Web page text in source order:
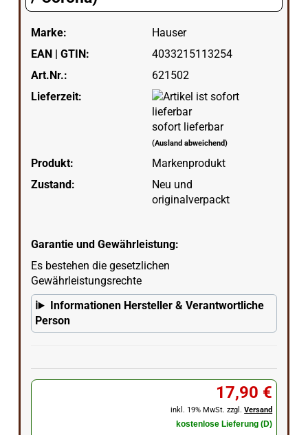
Marke:
Hauser
EAN | GTIN:
4033215113254
Art.Nr.:
621502
Lieferzeit:
sofort lieferbar
(Ausland abweichend)
Produkt:
Markenprodukt
Zustand:
Neu und
originalverpackt
Garantie und Gewährleistung:
Es bestehen die gesetzlichen
Gewährleistungsrechte
Informationen Hersteller & Verantwortliche
Person
17,90 €
inkl. 19% MwSt. zzgl.Versand
kostenlose Lieferung (D)